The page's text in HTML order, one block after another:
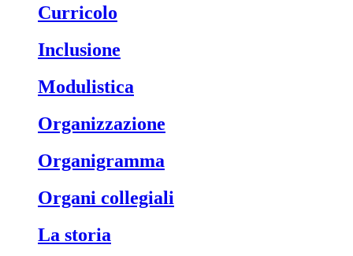
Curricolo
Inclusione
Modulistica
Organizzazione
Organigramma
Organi collegiali
La storia